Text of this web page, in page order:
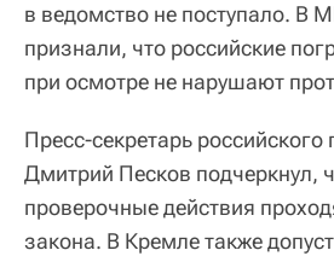
в ведомство не поступало. В
признали, что российские
при осмотре не нарушают
Пресс-секретарь российского
Дмитрий Песков подчеркнул,
проверочные действия
закона. В Кремле также